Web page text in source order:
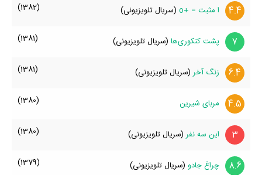
4.4 ا مثبت = +o (سریال تلویزیونی) (1382)
7 پشت کنکوری‌ها (سریال تلویزیونی) (1381)
6.4 زنگ آخر (سریال تلویزیونی) (1381)
4.5 مربای شیرین (1380)
3 این سه نفر (سریال تلویزیونی) (1380)
8.6 چراغ جادو (سریال تلویزیونی) (1379)